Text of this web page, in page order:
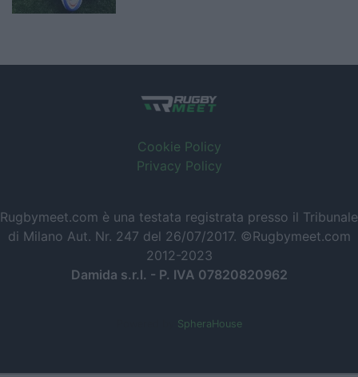
Cookie Policy
Privacy Policy
Rugbymeet.com è una testata registrata presso il Tribunale
di Milano Aut. Nr. 247 del 26/07/2017. ©Rugbymeet.com
2012-2023
Damida s.r.l. - P. IVA 07820820962
SpheraHouse